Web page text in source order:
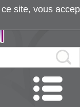
site, vous